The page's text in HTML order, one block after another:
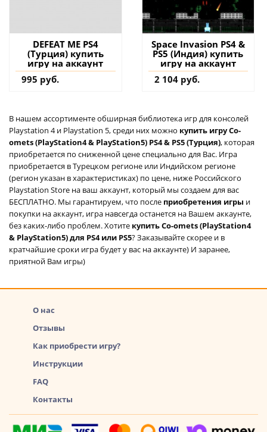
DEFEAT ME PS4
(Турция) купить
игру на аккаунт
995 руб.
Space Invasion PS4 &
PS5 (Индия) купить
игру на аккаунт
2 104 руб.
В нашем ассортименте обширная библиотека игр для консолей
Playstation 4 и Playstation 5, среди них можно купить игру Co-
omets (PlayStation4 & PlayStation5) PS4 & PS5 (Турция), которая
приобретается по сниженной цене специально для Вас. Игра
приобретается в Турецком регионе или Индийском регионе
(регион указан в характеристиках) по цене, ниже Российского
Playstation Store на ваш аккаунт, который мы создаем для вас
БЕСПЛАТНО. Мы гарантируем, что после приобретения игры и
покупки на аккаунт, игра навсегда останется на Вашем аккаунте,
без каких-либо проблем. Хотите купить Co-omets (PlayStation4
& PlayStation5) для PS4 или PS5? Заказывайте скорее и в
кратчайшие сроки игра будет у вас на аккаунте) И заранее,
приятной Вам игры)
О нас
Отзывы
Как приобрести игру?
Инструкции
FAQ
Контакты